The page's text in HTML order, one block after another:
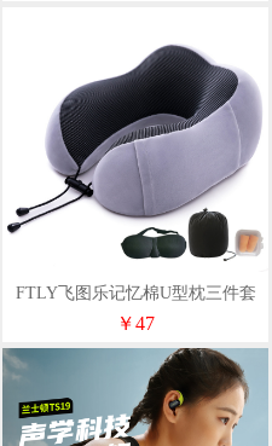
FTLY飞图乐记忆棉U型枕三件套
￥47